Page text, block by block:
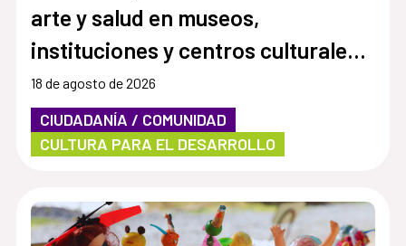
arte y salud en museos,
instituciones y centros culturales.
Por una cultura más accesible e
inclusiva”
18 de agosto de 2026
CIUDADANÍA / COMUNIDAD
CULTURA PARA EL DESARROLLO